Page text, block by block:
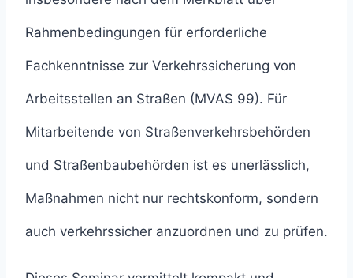
Rahmenbedingungen für erforderliche
Fachkenntnisse zur Verkehrssicherung von
Arbeitsstellen an Straßen (MVAS 99). Für
Mitarbeitende von Straßenverkehrsbehörden
und Straßenbaubehörden ist es unerlässlich,
Maßnahmen nicht nur rechtskonform, sondern
auch verkehrssicher anzuordnen und zu prüfen.